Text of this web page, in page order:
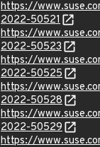
https://
2022-50521
https://
2022-50523
https://
2022-50525
https://
2022-50528
https://
2022-50529
https://